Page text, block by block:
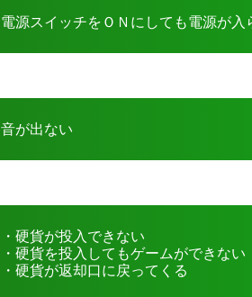
電源スイッチをＯＮにしても電源が入
音が出ない
・硬貨が投入できない
・硬貨を投入してもゲームができない
・硬貨が返却口に戻ってくる